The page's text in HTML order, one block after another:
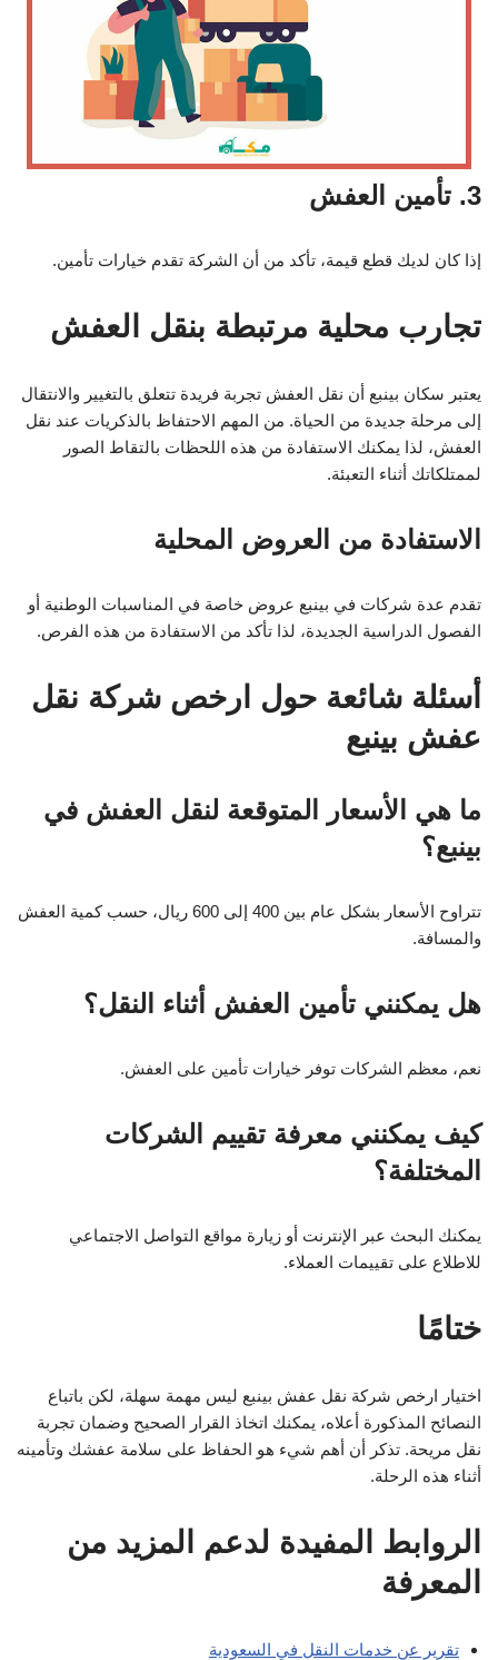
3. تأمين العفش
إذا كان لديك قطع قيمة، تأكد من أن الشركة تقدم خيارات تأمين.
تجارب محلية مرتبطة بنقل العفش
يعتبر سكان بينبع أن نقل العفش تجربة فريدة تتعلق بالتغيير والانتقال
إلى مرحلة جديدة من الحياة. من المهم الاحتفاظ بالذكريات عند نقل
العفش، لذا يمكنك الاستفادة من هذه اللحظات بالتقاط الصور
لممتلكاتك أثناء التعبئة.
الاستفادة من العروض المحلية
تقدم عدة شركات في بينبع عروض خاصة في المناسبات الوطنية أو
الفصول الدراسية الجديدة، لذا تأكد من الاستفادة من هذه الفرص.
أسئلة شائعة حول ارخص شركة نقل
عفش بينبع
ما هي الأسعار المتوقعة لنقل العفش في
بينبع؟
تتراوح الأسعار بشكل عام بين 400 إلى 600 ريال، حسب كمية العفش
والمسافة.
هل يمكنني تأمين العفش أثناء النقل؟
نعم، معظم الشركات توفر خيارات تأمين على العفش.
كيف يمكنني معرفة تقييم الشركات
المختلفة؟
يمكنك البحث عبر الإنترنت أو زيارة مواقع التواصل الاجتماعي
للاطلاع على تقييمات العملاء.
ختامًا
اختيار ارخص شركة نقل عفش بينبع ليس مهمة سهلة، لكن باتباع
النصائح المذكورة أعلاه، يمكنك اتخاذ القرار الصحيح وضمان تجربة
نقل مريحة. تذكر أن أهم شيء هو الحفاظ على سلامة عفشك وتأمينه
أثناء هذه الرحلة.
الروابط المفيدة لدعم المزيد من
المعرفة
تقرير عن خدمات النقل في السعودية